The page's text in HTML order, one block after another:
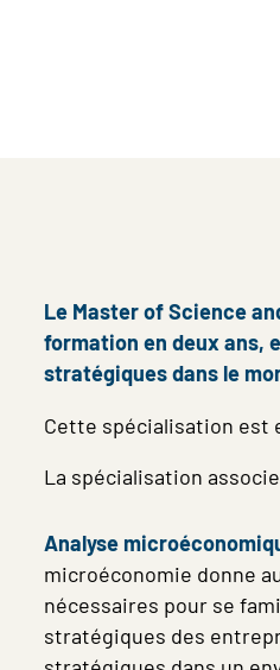
Le Master of Science
formation en deux ans,
stratégiques dans le
Cette spécialisation est
La spécialisation
Analyse
microéconomie donne
nécessaires pour se
stratégiques des